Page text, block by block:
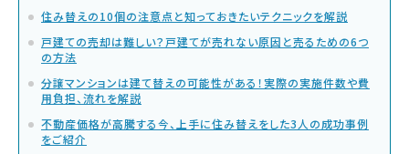
住み替えの10個の注意点と知っておきたいテクニックを解説
戸建ての売却は難しい？戸建てが売れない原因と売るための6つ
の方法
分譲マンションは建て替えの可能性がある！実際の実施件数や費
用負担、流れを解説
不動産価格が高騰する今、上手に住み替えをした3人の成功事例
をご紹介